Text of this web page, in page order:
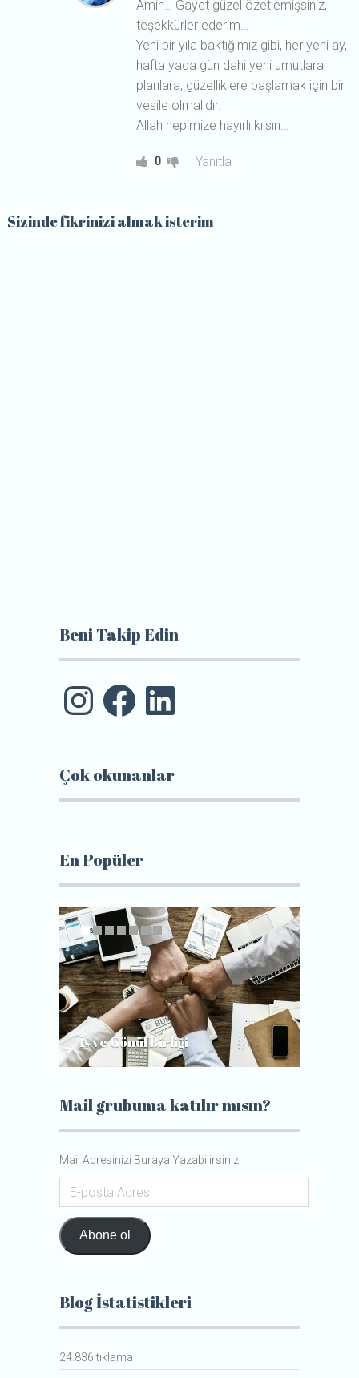
Amin… Gayet güzel özetlemişsiniz,
teşekkürler ederim…
Yeni bir yıla baktığımız gibi, her yeni ay,
hafta yada gün dahi yeni umutlara,
planlara, güzelliklere başlamak için bir
vesile olmalıdır.
Allah hepimize hayırlı kılsın…
0 Yanıtla
Sizinde fikrinizi almak isterim
Beni Takip Edin
InstagramFacebookLinkedIn
Çok okunanlar
En Popüler
İş ve Gönül Birliği
Mail grubuma katılır mısın?
Mail Adresinizi Buraya Yazabilirsiniz
posta
Adresi
Abone ol
Blog İstatistikleri
24.836 tıklama